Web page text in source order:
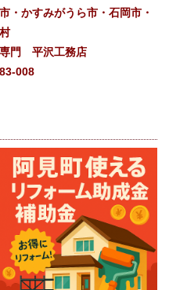
・かすみがうら市・石岡市・
専門 平沢工務店
008